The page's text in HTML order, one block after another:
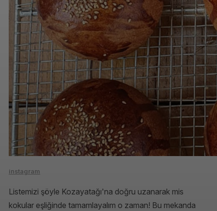
instagram
Listemizi şöyle Kozayatağı'na doğru uzanarak mis
kokular eşliğinde tamamlayalım o zaman! Bu mekanda